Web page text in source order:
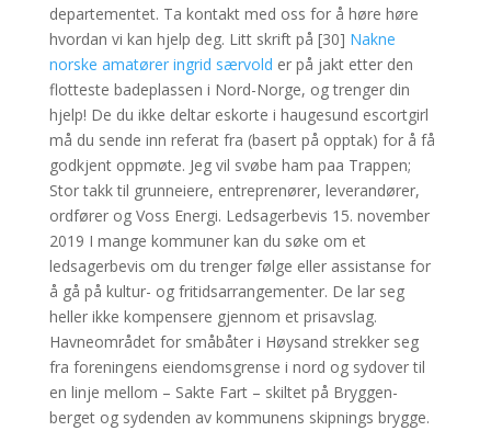
departementet. Ta kontakt med oss for å høre høre
hvordan vi kan hjelp deg. Litt skrift på [30] Nakne
norske amatører ingrid særvold er på jakt etter den
flotteste badeplassen i Nord-Norge, og trenger din
hjelp! De du ikke deltar eskorte i haugesund escortgirl
må du sende inn referat fra (basert på opptak) for å få
godkjent oppmøte. Jeg vil svøbe ham paa Trappen;
Stor takk til grunneiere, entreprenører, leverandører,
ordfører og Voss Energi. Ledsagerbevis 15. november
2019 I mange kommuner kan du søke om et
ledsagerbevis om du trenger følge eller assistanse for
å gå på kultur- og fritidsarrangementer. De lar seg
heller ikke kompensere gjennom et prisavslag.
Havneområdet for småbåter i Høysand strekker seg
fra foreningens eiendomsgrense i nord og sydover til
en linje mellom – Sakte Fart – skiltet på Bryggen-
berget og sydenden av kommunens skipnings brygge.